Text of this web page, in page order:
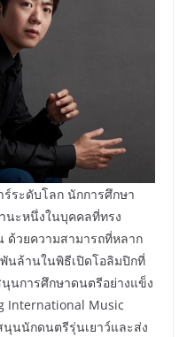
ร์ระดับโลก นักการศึกษา
นะหนึ่งในบุคคลที่ทรง
ด้วยความสามารถที่หลาก
นล้านในพิธีเปิดโอลิมปิกที่
นการศึกษาดนตรีอย่างแข็ง
International Music
นนักดนตรีรุ่นเยาว์และส่ง